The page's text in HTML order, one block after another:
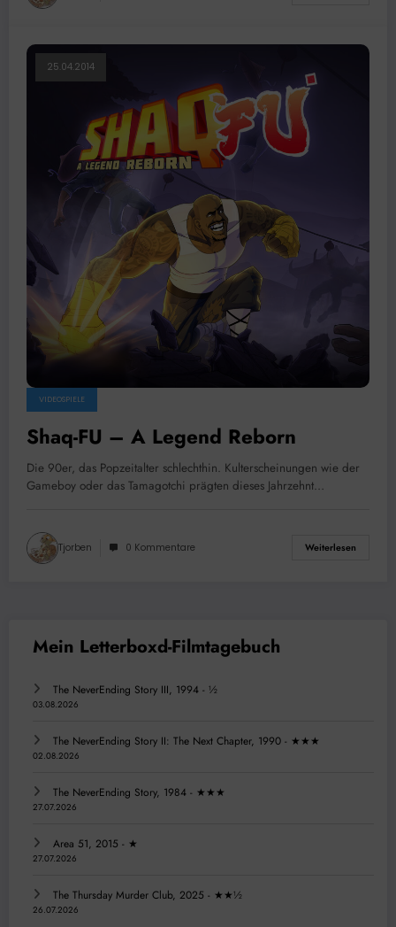
25.04.2014
VIDEOSPIELE
Shaq-FU – A Legend Reborn
Die 90er, das Popzeitalter schlechthin. Kulterscheinungen wie der
Gameboy oder das Tamagotchi prägten dieses Jahrzehnt…
Tjorben 0 Kommentare Weiterlesen
The NeverEnding Story III, 1994 - ½
03.08.2026
The NeverEnding Story II: The Next Chapter, 1990 - ★★★
02.08.2026
The NeverEnding Story, 1984 - ★★★
27.07.2026
Area 51, 2015 - ★
27.07.2026
The Thursday Murder Club, 2025 - ★★½
26.07.2026